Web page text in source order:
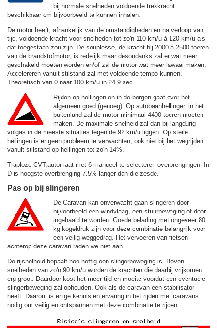
bij normale snelheden voldoende trekkracht
beschikbaar om bijvoorbeeld te kunnen inhalen.
De motor heeft, afhankelijk van de omstandigheden en na verloop van
tijd, voldoende kracht voor snelheden tot zo'n 110 km/u á 120 km/u als
dat toegestaan zou zijn. De souplesse, de kracht bij 2000 á 2500 toeren
van de brandstofmotor, is redelijk maar desondanks zal er wat meer
geschakeld moeten worden en/of zal de motor wat meer lawaai maken.
Accelereren vanuit stilstand zal met voldoende tempo kunnen.
Theoretisch van 0 naar 100 km/u in 24.9 sec.
Rijden op hellingen en in de bergen gaat over het
algemeen goed (genoeg). Op autobaanhellingen in het
buitenland zal de motor minimaal 4400 toeren moeten
maken. De maximale snelheid zal dan bij langdurig
volgas in de meeste situaties tegen de 92 km/u liggen. Op steile
hellingen is er geen probleem te verwachten, ook niet bij het wegrijden
vanuit stilstand op hellingen tot zo'n 14%.
Traploze CVT,automaat met 6 manueel te selecteren overbrengingen. In
D is hoogste overbrenging 7.5% langer dan die zesde.
Pas op bij slingeren
De Caravan kan onverwacht gaan slingeren door
bijvoorbeeld een windvlaag, een stuurbeweging of door
ingehaald te worden. Goede belading met ongeveer 80
kg kogeldruk zijn voor deze combinatie belangrijk voor
een veilig weggedrag. Het vervoeren van fietsen
achterop deze caravan raden we niet aan.
De rijsnelheid bepaalt hoe heftig een slingerbeweging is. Boven
snelheden van zo'n 90 km/u worden de krachten die daarbij vrijkomen
erg groot. Daardoor kost het meer tijd en moeite voordat een eventuele
slingerbeweging zal ophouden. Ook als de caravan een stabilisator
heeft. Daarom is enige kennis en ervaring in het rijden met caravans
nodig om veilig en ontspannen met deze combinatie te rijden.